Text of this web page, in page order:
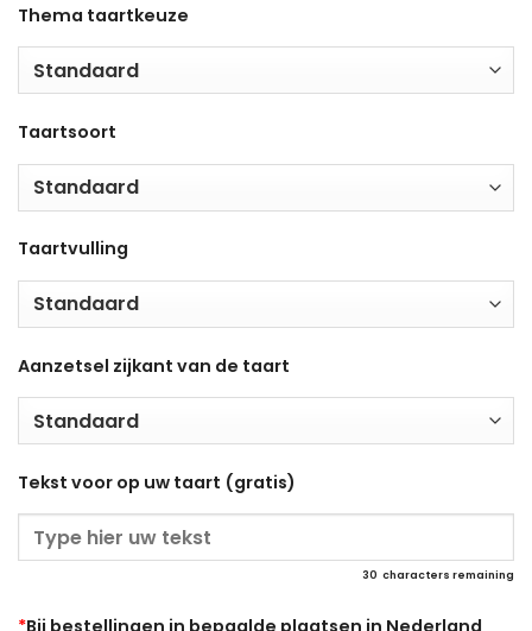
Thema taartkeuze
Taartsoort
Taartvulling
Aanzetsel zijkant van de taart
Tekst voor op uw taart (gratis)
30 characters remaining